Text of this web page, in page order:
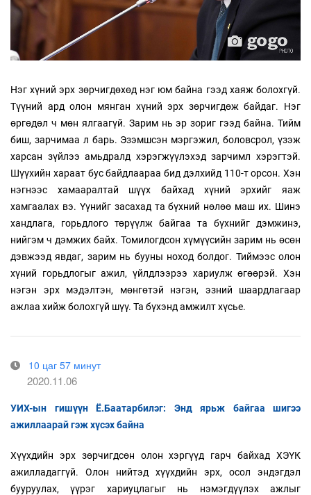
Нэг хүний эрх зөрчигдөхөд нэг юм байна гээд хаяж болохгүй.
Түүний ард олон мянган хүний эрх зөрчигдөж байдаг. Нэг
өргөдөл ч мөн ялгаагүй. Зарим нь эр зориг гээд байна. Тийм
биш, зарчимаа л барь. Эзэмшсэн мэргэжил, боловсрол, үзэж
харсан зүйлээ амьдралд хэрэгжүүлэхэд зарчимл хэрэгтэй.
Шүүхийн хараат бус байдлаараа бид дэлхийд 110-т орсон. Хэн
нэгнээс хамааралтай шүүх байхад хүний эрхийг яаж
хамгаалах вэ. Үүнийг засахад та бүхний нөлөө маш их. Шинэ
хандлага, горьдлого төрүүлж байгаа та бүхнийг дэмжинэ,
нийгэм ч дэмжих байх. Томилогдсон хүмүүсийн зарим нь өсөн
дэвжээд явдаг, зарим нь бууны ноход болдог. Тиймээс олон
хүний горьдлогыг ажил, үйлдлээрээ хариулж өгөөрэй. Хэн
нэгэн эрх мэдэлтэн, мөнгөтэй нэгэн, эзний шаардлагаар
ажлаа хийж болохгүй шүү. Та бүхэнд амжилт хүсье.
10 цаг 57 минут
2020.11.06
УИХ-ын гишүүн Ё.Баатарбилэг: Энд ярьж байгаа шигээ
ажиллаарай гэж хүсэх байна
Хүүхдийн эрх зөрчигдсөн олон хэргүүд гарч байхад ХЭҮК
ажилладаггүй. Олон нийтэд хүүхдийн эрх, осол эндэгдэл
бууруулах, үүрэг хариуцлагыг нь нэмэгдүүлэх ажлыг